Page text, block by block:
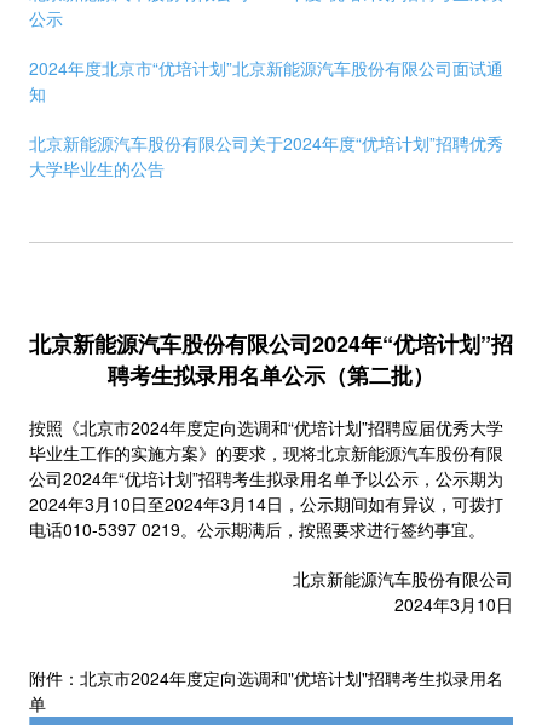
公示
2024年度北京市“优培计划”北京新能源汽车股份有限公司面试通
知
北京新能源汽车股份有限公司关于2024年度“优培计划”招聘优秀
大学毕业生的公告
北京新能源汽车股份有限公司2024年“优培计划”招
聘考生拟录用名单公示（第二批）
按照《北京市2024年度定向选调和“优培计划”招聘应届优秀大学
毕业生工作的实施方案》的要求，现将北京新能源汽车股份有限
公司2024年“优培计划”招聘考生拟录用名单予以公示，公示期为
2024年3月10日至2024年3月14日，公示期间如有异议，可拨打
电话010-5397 0219。公示期满后，按照要求进行签约事宜。
北京新能源汽车股份有限公司
2024年3月10日
附件：北京市2024年度定向选调和"优培计划"招聘考生拟录用名
单